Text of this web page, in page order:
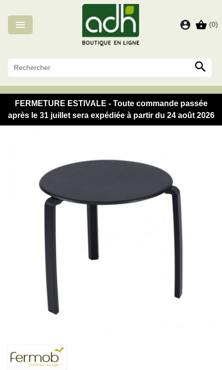
 account_circle shopping_basket (0)

FERMETURE ESTIVALE - Toute commande passée
après le 31 juillet sera expédiée à partir du 24 août 2026
Panneau de gestion des cookies